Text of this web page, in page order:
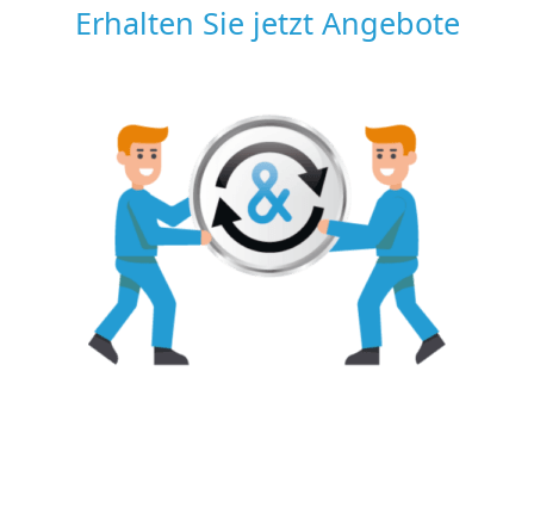
Erhalten Sie jetzt Angebote